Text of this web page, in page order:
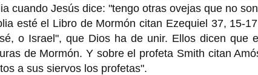
cuando Jesús dice: "tengo otras ovejas que no
esté el Libro de Mormón citan Ezequiel 37, 15-
o Israel", que Dios ha de unir. Ellos dicen que
de Mormón. Y sobre el profeta Smith citan
a sus siervos los profetas".